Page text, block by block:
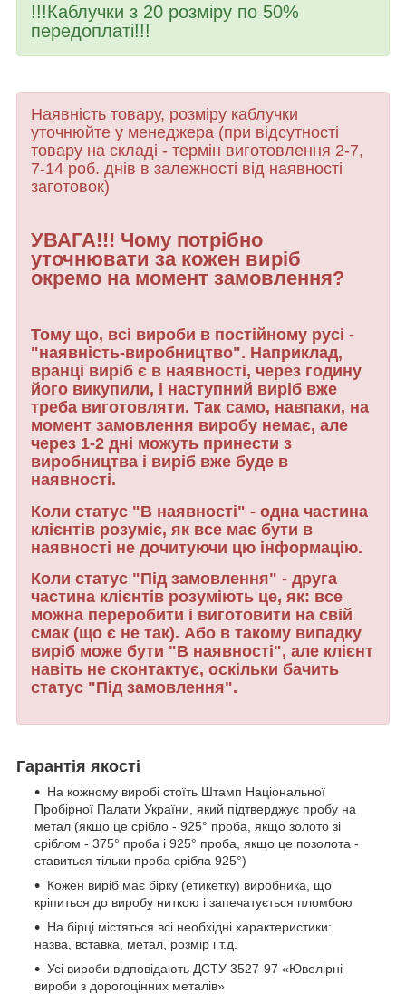
!!!Каблучки з 20 розміру по 50%
передоплаті!!!
Наявність товару, розміру каблучки
уточнюйте у менеджера (при відсутності
товару на складі - термін виготовлення 2-7,
7-14 роб. днів в залежності від наявності
заготовок)
УВАГА!!! Чому потрібно
уточнювати за кожен виріб
окремо на момент замовлення?
Тому що, всі вироби в постійному русі -
"наявність-виробництво". Наприклад,
вранці виріб є в наявності, через годину
його викупили, і наступний виріб вже
треба виготовляти. Так само, навпаки, на
момент замовлення виробу немає, але
через 1-2 дні можуть принести з
виробництва і виріб вже буде в
наявності.
Коли статус "В наявності" - одна частина
клієнтів розуміє, як все має бути в
наявності не дочитуючи цю інформацію.
Коли статус "Під замовлення" - друга
частина клієнтів розуміють це, як: все
можна переробити і виготовити на свій
смак (що є не так). Або в такому випадку
виріб може бути "В наявності", але клієнт
навіть не сконтактує, оскільки бачить
статус "Під замовлення".
Гарантія якості
На кожному виробі стоїть Штамп Національної
Пробірної Палати України, який підтверджує пробу на
метал (якщо це срібло - 925° проба, якщо золото зі
сріблом - 375° проба і 925° проба, якщо це позолота -
ставиться тільки проба срібла 925°)
Кожен виріб має бірку (етикетку) виробника, що
кріпиться до виробу ниткою і запечатується пломбою
На бірці містяться всі необхідні характеристики:
назва, вставка, метал, розмір і т.д.
Усі вироби відповідають ДСТУ 3527-97 «Ювелірні
вироби з дорогоцінних металів»